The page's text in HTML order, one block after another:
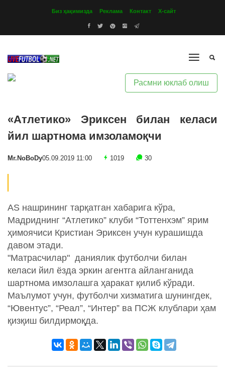
Биз ҳақимизда Реклама Контакт Х-сайт
Расмни юклаб олиш
«Атлетико» Эриксен билан келаси
йил шартнома имзоламоқчи
Mr.NoBoDy05.09.2019 11:00 1019 30
AS нашрининг тарқатган хабарига кўра,
Мадриднинг “Атлетико” клуби “Тоттенхэм” ярим
ҳимоячиси Кристиан Эриксен учун курашишда
давом этади.
"Матрасчилар" даниялик футболчи билан
келаси йил ёзда эркин агентга айланганида
шартнома имзолашга ҳаракат қилиб кўради.
Маълумот учун, футболчи хизматига шунингдек,
“Ювентус”, “Реал”, “Интер” ва ПСЖ клублари ҳам
қизқиш билдирмоқда.